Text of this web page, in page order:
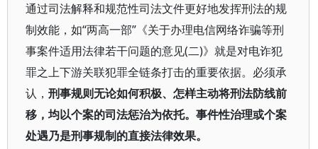
通过司法解释和规范性司法文件更好地发挥刑法的规
制效能，如“两高一部”《关于办理电信网络诈骗等刑
事案件适用法律若干问题的意见(二)》就是对电诈犯
罪之上下游关联犯罪全链条打击的重要依据。必须承
认， 刑事规则无论如何积极、怎样主动将刑法防线前
移，均以个案的司法惩治为依托。事件性治理或个案
处遇乃是刑事规制的直接法律效果。